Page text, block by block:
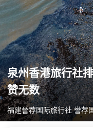
泉州香港旅行社
赞无数
福建誉荐国际旅行社 誉荐